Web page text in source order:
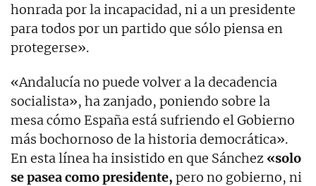
honrada por la incapacidad, ni a un presidente
para todos por un partido que sólo piensa en
protegerse».
«Andalucía no puede volver a la decadencia
socialista», ha zanjado, poniendo sobre la
mesa cómo España está sufriendo el Gobierno
más bochornoso de la historia democrática».
En esta línea ha insistido en que Sánchez «solo
se pasea como presidente, pero no gobierno, ni